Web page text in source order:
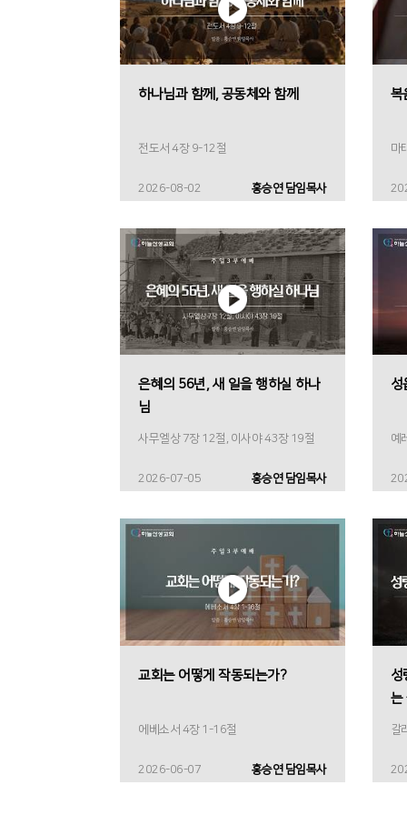
하나님과 함께, 공동체와 함께
전도서 4장 9-12절
2026-08-02 홍승연 담임목사
복
마
은혜의 56년, 새 일을 행하실 하나
님
사무엘상 7장 12절, 이사야 43장 19절
2026-07-05 홍승연 담임목사
성
예
교회는 어떻게 작동되는가?
에베소서 4장 1-16절
2026-06-07 홍승연 담임목사
성
는
갈